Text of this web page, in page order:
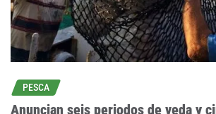
PESCA
Anuncian seis periodos de veda y